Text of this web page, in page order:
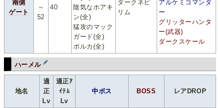
南側
ゲート
～
52
40
陰気なホアキ
ン(全)
猛攻のマック
ガード(全)
ポルカ(全)
ダークネピ
リム
アルケミコマンダ
ー
グリッターハンタ
ー(武器)
ダークスケール
ハーメル
地名
適
正
Lv
適正ｱ
ｲﾃﾑ
Lv
中ボス BOSS レアDROP